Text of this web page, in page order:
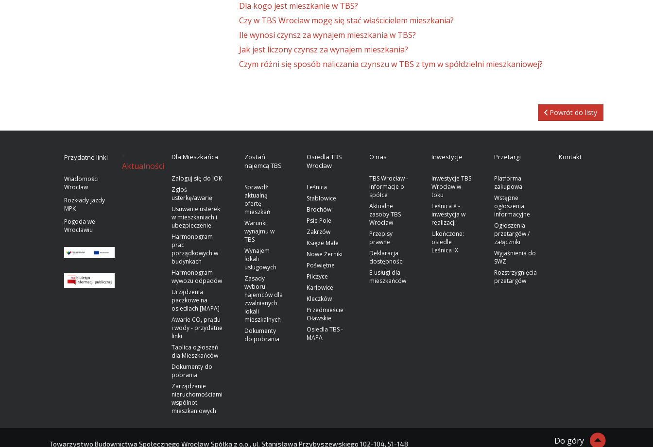
Dla kogo jest mieszkanie w TBS?
Czy w TBS Wrocław mogę się stać właścicielem mieszkania?
Ile wynosi czynsz za wynajem mieszkania w TBS?
Jak jest liczony czynsz za wynajem mieszkania?
Czym różni się sposób naliczania czynszu w TBS z tym w spółdzielni mieszkaniowej?
Powrót do listy
Przydatne linki
Wiadomości
Wrocław
Rozkłady jazdy
MPK
Pogoda we
Wrocławiu
Aktualności
Dla Mieszkańca
Zaloguj się do IOK
Zgłoś
usterkę/awarię
Usuwanie usterek
w mieszkaniach i
ubezpieczenie
Harmonogram
prac
porządkowych w
budynkach
Harmonogram
wywozu odpadów
Urządzenia
paczkowe na
osiedlach [MAPA]
Awarie CO, prądu
i wody - przydatne
linki
Tablica ogłoszeń
dla Mieszkańców
Dokumenty do
pobrania
Zarządzanie
nieruchomościami
wspólnot
mieszkaniowych
Zostań
najemcą TBS
Sprawdź
aktualną
ofertę
mieszkań
Warunki
wynajmu w
TBS
Wynajem
lokali
usługowych
Zasady
wyboru
najemców dla
zwalnianych
lokali
mieszkalnych
Dokumenty
do pobrania
Osiedla TBS
Wrocław
Leśnica
Stabłowice
Brochów
Psie Pole
Zakrzów
Księże Małe
Nowe Żerniki
Poświętne
Pilczyce
Karłowice
Kleczków
Przedmieście
Oławskie
Osiedla TBS -
MAPA
O nas
TBS Wrocław -
informacje o
spółce
Aktualne
zasoby TBS
Wrocław
Przepisy
prawne
Deklaracja
dostępności
E-usługi dla
mieszkańców
Inwestycje
Inwestycje TBS
Wrocław w
toku
Leśnica X -
inwestycja w
realizacji
Ukończone:
osiedle
Leśnica IX
Przetargi
Platforma
zakupowa
Wstępne
ogłoszenia
informacyjne
Ogłoszenia
przetargów /
załączniki
Wyjaśnienia do
SWZ
Rozstrzygnięcia
przetargów
Kontakt
Towarzystwo Budownictwa Społecznego Wrocław Spółka z o.o., ul. Stanisława Przybyszewskiego 102-104, 51-148 Do góry